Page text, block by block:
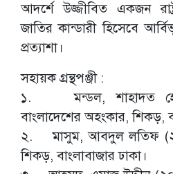
আদর্শে উজ্জীবিত একজন
জাতির কান্ডারী হিসেবে
প্রত্যাশা।
সহায়ক গ্রন্থপঞ্জী :
১. মন্ডল, শাহাদত
বাংলাদেশের অহংকার, শিকড়,
২. মাসুম, আবদুল লতিফ
শিকড়, বাংলাবাজার ঢাকা।